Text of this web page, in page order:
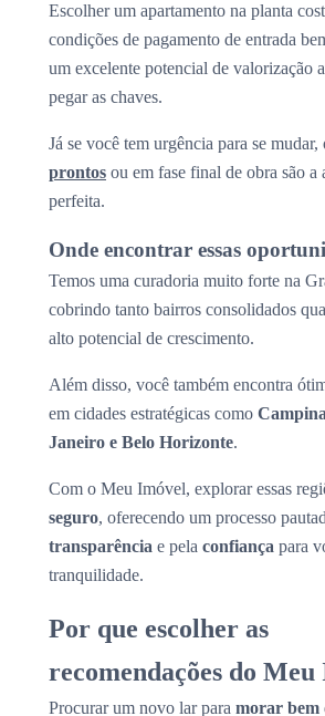
Escolher um apartamento na planta
condições de pagamento de entrada
um excelente potencial de valorização
pegar as chaves.
Já se você tem urgência para se mudar,
prontos ou em fase final de obra são a
perfeita.
Onde encontrar essas
Temos uma curadoria muito forte na
cobrindo tanto bairros consolidados
alto potencial de crescimento.
Além disso, você também encontra
em cidades estratégicas como
Janeiro e Belo Horizonte.
Com o Meu Imóvel, explorar essas
seguro, oferecendo um processo
transparência e pela confiança para
tranquilidade.
Por que escolher as
recomendações do Meu
Procurar um novo lar para morar bem